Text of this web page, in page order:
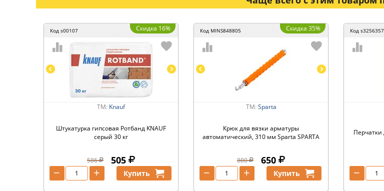
Код s00107 Скидка 16%
ТМ: Knauf
Штукатурка гипсовая Ротбанд KNAUF
серый 30 кг
586 505
+
− Купить
Код MINS848805 Скидка 35%
ТМ: Sparta
Крюк для вязки арматуры
автоматический, 310 мм Sparta SPARTA
880 650
+
− Купить
Код
Перчатки
−